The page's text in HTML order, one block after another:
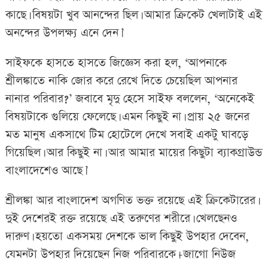
কাছে। বিষয়টা খুব আনন্দের ছিল। আমার ক্রিকেট খেলাটাই এই
অনন্দের উপলক্ষ্য এনে দেন।’
সাইফকে হাসতে হাসতে জিজ্ঞেস করা হল, ‘আপনাকে
শ্রীলঙ্কাতে নাকি জোর করে রেখে দিতে চেয়েছিল আপনার
নানার পরিবার?’ জবাবে মৃদু হেসে সাইফ বললেন, ‘অনেকেই
বিষয়টাকে গুলিয়ে ফেলেছে। এমন কিছুই না। প্রায় ২৫ জনের
মত মানুষ একসাথে টিম হোটেলে দেখে সবাই একটু ঘাবড়ে
গিয়েছিল। আর কিছুই না। আর আমার মায়ের কিছুটা ব্যাকগ্রাউন্ড
বাংলাদেশেও আছে।’
শ্রীলঙ্কা আর বাংলাদেশ অগণিত ভক্ত রয়েছে এই ক্রিকেটারের।
দুই দেশেরই রক্ত রয়েছে এই তরুণের শরীরে। খেলছেনও
দারুণ। হয়তো একসময় দেশকে ভাল কিছুই উপহার দেবেন,
যেমনটা উপহার দিয়েছেন নিজ পরিবারকে।-জাগো নিউজ